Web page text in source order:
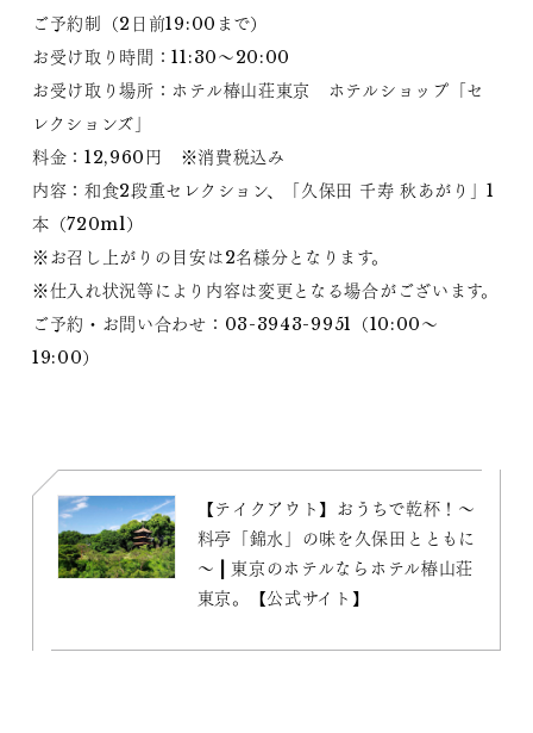
ご予約制（2日前19:00まで）
お受け取り時間：11:30～20:00
お受け取り場所：ホテル椿山荘東京 ホテルショップ「セ
レクションズ」
料金：12,960円 ※消費税込み
内容：和食2段重セレクション、「久保田 千寿 秋あがり」1
本（720ml）
※お召し上がりの目安は2名様分となります。
※仕入れ状況等により内容は変更となる場合がございます。
ご予約・お問い合わせ：03-3943-9951（10:00～
19:00）
【テイクアウト】おうちで乾杯！～
料亭「錦水」の味を久保田とともに
～ | 東京のホテルならホテル椿山荘
東京。【公式サイト】